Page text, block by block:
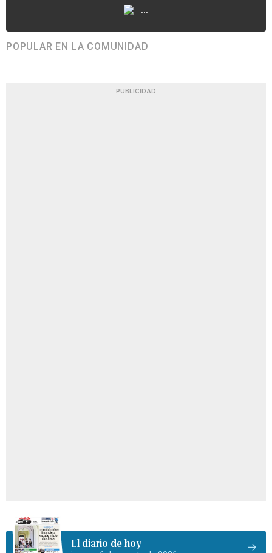
...
POPULAR EN LA COMUNIDAD
PUBLICIDAD
El diario de hoy